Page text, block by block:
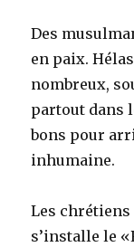
Des
en paix.
nombreux,
partout dans
bons pour
inhumaine.
Les
s’installe le